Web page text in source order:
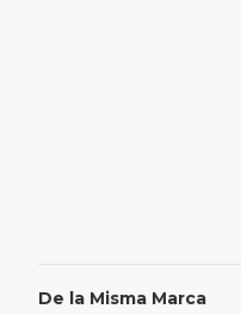
De la Misma Marca